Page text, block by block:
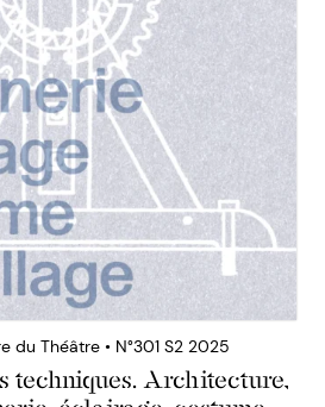
du Théâtre • N°301 S2 2025
techniques. Architecture,